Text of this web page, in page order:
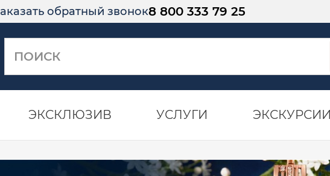
обратный звонок8 800 333 79 25
ЭКСКЛЮЗИВ УСЛУГИ ЭКСКУРСИИ